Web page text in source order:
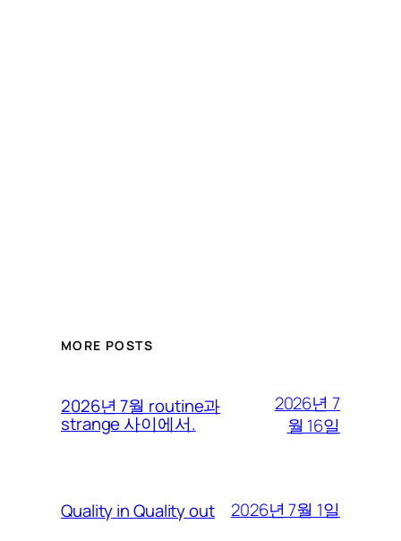
MORE POSTS
2026년 7월 routine과
strange 사이에서.
2026년 7
월 16일
Quality in Quality out 2026년 7월 1일